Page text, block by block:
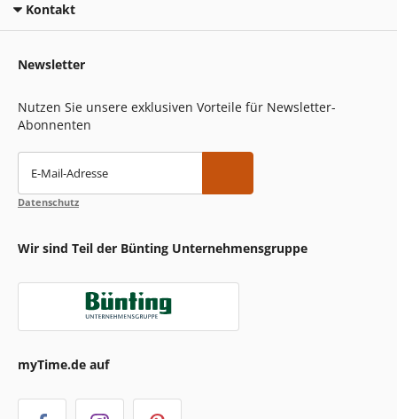
Kontakt
Newsletter
Nutzen Sie unsere exklusiven Vorteile für Newsletter-
Abonnenten
E-Mail-Adresse
Datenschutz
Wir sind Teil der Bünting Unternehmensgruppe
myTime.de auf